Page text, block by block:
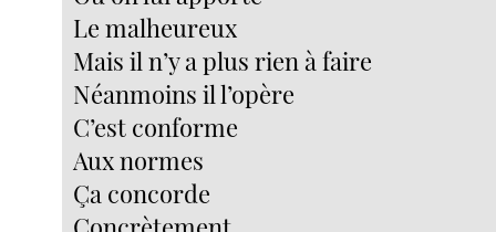
Le malheureux
Mais il n’y a plus rien à faire
Néanmoins il l’opère
C’est conforme
Aux normes
Ça concorde